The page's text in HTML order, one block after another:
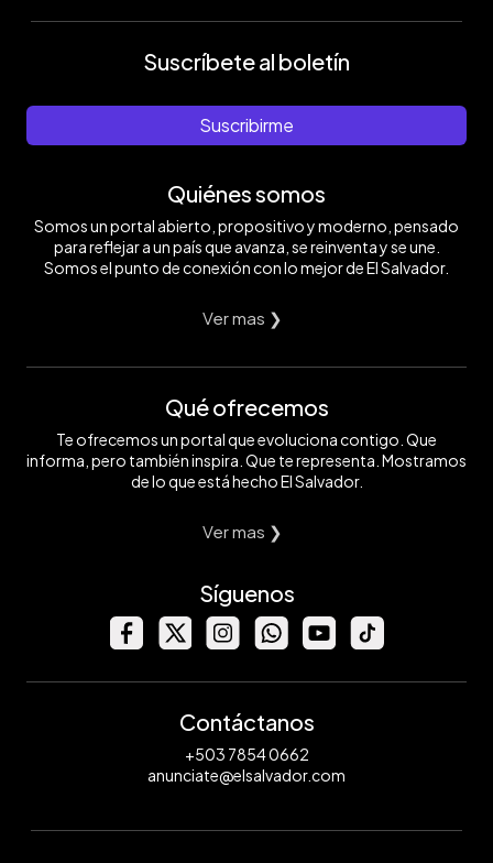
Suscríbete al boletín
Suscribirme
Quiénes somos
Somos un portal abierto, propositivo y moderno, pensado
para reflejar a un país que avanza, se reinventa y se une.
Somos el punto de conexión con lo mejor de El Salvador.
Ver mas ❯
Qué ofrecemos
Te ofrecemos un portal que evoluciona contigo. Que
informa, pero también inspira. Que te representa. Mostramos
de lo que está hecho El Salvador.
Ver mas ❯
Síguenos
Contáctanos
+503 7854 0662
anunciate@elsalvador.com